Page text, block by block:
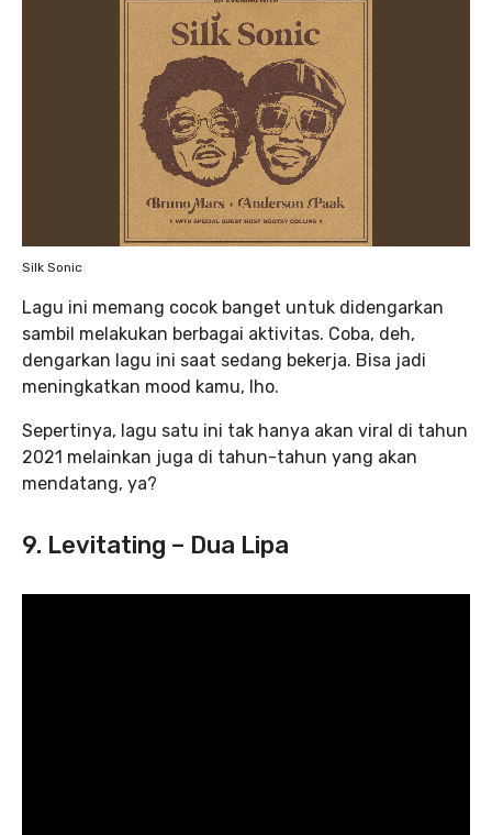
Silk Sonic
Lagu ini memang cocok banget untuk didengarkan
sambil melakukan berbagai aktivitas. Coba, deh,
dengarkan lagu ini saat sedang bekerja. Bisa jadi
meningkatkan mood kamu, lho.
Sepertinya, lagu satu ini tak hanya akan viral di tahun
2021 melainkan juga di tahun-tahun yang akan
mendatang, ya?
9. Levitating – Dua Lipa